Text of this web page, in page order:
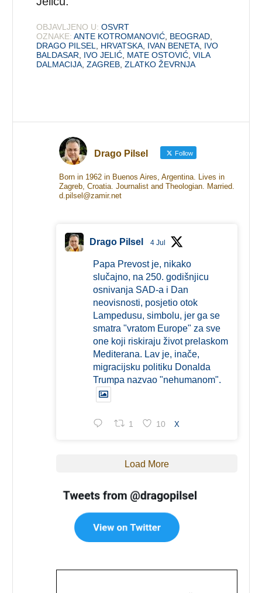
OBJAVLJENO U: OSVRT
OZNAKE: ANTE KOTROMANOVIĆ BEOGRAD
DRAGO PILSEL
HRVATSKA IVAN BENETA IVO
BALDASAR
IVO JELIĆ MATE OSTOVIĆ ,VILA
DALMACIJA ,ZAGREB ,ZLATKO ŽEVRNJA
Drago Pilsel Follow
Born in 1962 in Buenos Aires, Argentina. Lives in
Zagreb, Croatia. Journalist and Theologian. Married.
d.pilsel@zamir.net
Drago Pilsel 4 Jul
Papa Prevost je, nikako
slučajno, na 250. godišnjicu
osnivanja SAD-a i Dan
neovisnosti, posjetio otok
Lampedusu, simbolu, jer ga se
smatra "vratom Europe" za sve
one koji riskiraju život prelaskom
Mediterana. Lav je, inače,
migracijsku politiku Donalda
Trumpa nazvao "nehumanom".
1 10 X
Load More